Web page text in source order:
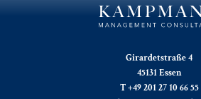
Girardetstraße 4
45131 Essen
T +49 201 27 10 66 55